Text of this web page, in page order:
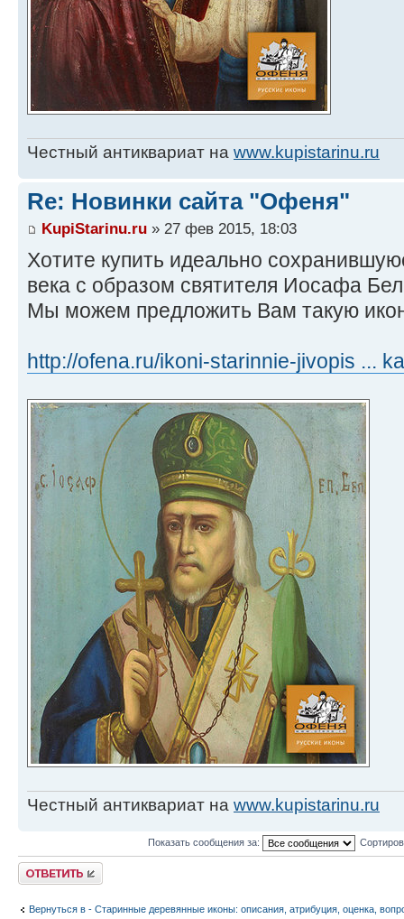
Честный антиквариат на www.kupistarinu.ru
Re: Новинки сайта "Офеня"
KupiStarinu.ru » 27 фев 2015, 18:03
Хотите купить идеально
века с образом святителя Иосафа
Мы можем предложить Вам такую
http://ofena.ru/ikoni-starinnie-jivopis ...
Честный антиквариат на www.kupistarinu.ru
Показать сообщения за:
Ответить
Вернуться в - Старинные деревянные иконы: описания, атрибуция, оценка,